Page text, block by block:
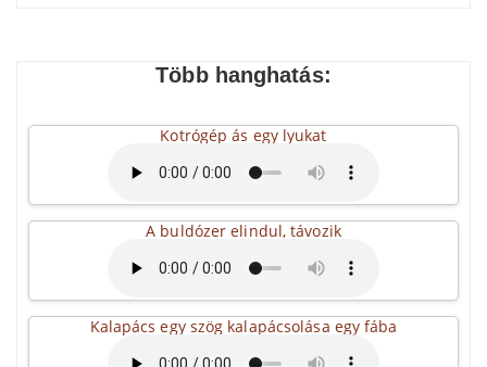
Több hanghatás:
Kotrógép ás egy lyukat
A buldózer elindul, távozik
Kalapács egy szög kalapácsolása egy fába